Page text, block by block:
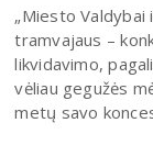
„Miesto Valdybai
tramvajaus –
likvidavimo,
vėliau gegužės
metų savo